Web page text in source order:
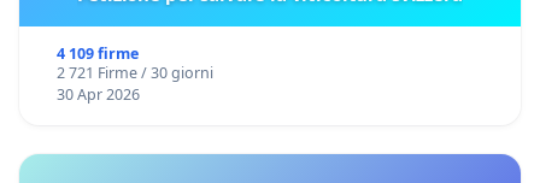
4 109 firme
2 721 Firme / 30 giorni
30 Apr 2026